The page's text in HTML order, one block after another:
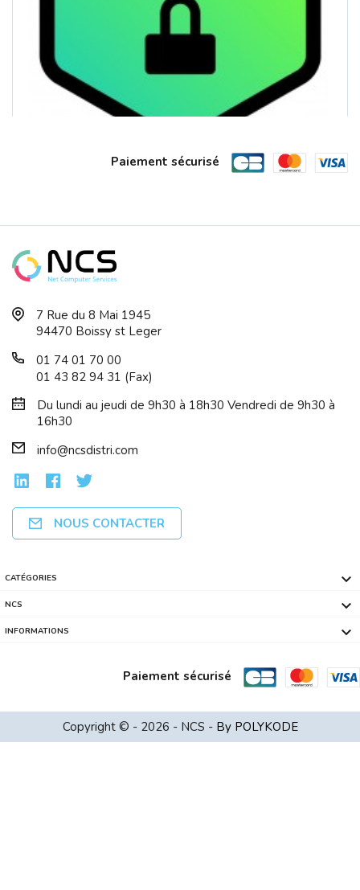
KASPERSKY PLUS BOITE Licence Pour 1 P...
Paiement sécurisé
7 Rue du 8 Mai 1945
94470 Boissy st Leger
01 74 01 70 00
01 43 82 94 31 (Fax)
Du lundi au jeudi de 9h30 à 18h30 Vendredi de 9h30 à
16h30
info@ncsdistri.com
NOUS CONTACTER
CATÉGORIES 
NCS 
INFORMATIONS 
Paiement sécurisé
Copyright © - 2026 - NCS - By POLYKODE